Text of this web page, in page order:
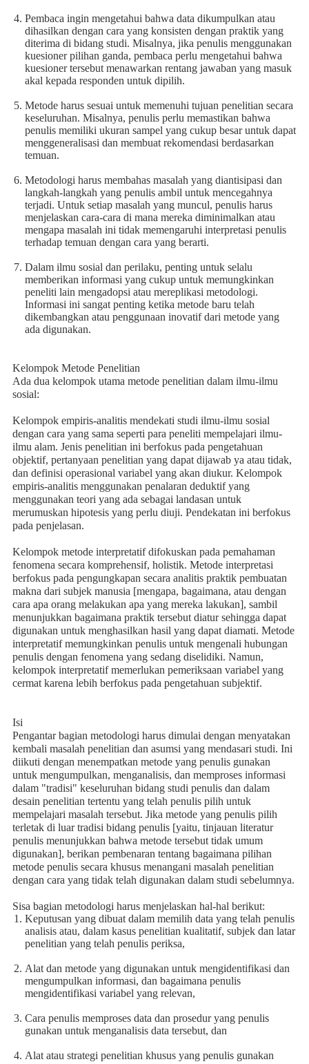
Pembaca ingin mengetahui bahwa data dikumpulkan atau
dihasilkan dengan cara yang konsisten dengan praktik yang
diterima di bidang studi. Misalnya, jika penulis menggunakan
kuesioner pilihan ganda, pembaca perlu mengetahui bahwa
kuesioner tersebut menawarkan rentang jawaban yang masuk
akal kepada responden untuk dipilih.
Metode harus sesuai untuk memenuhi tujuan penelitian secara
keseluruhan. Misalnya, penulis perlu memastikan bahwa
penulis memiliki ukuran sampel yang cukup besar untuk dapat
menggeneralisasi dan membuat rekomendasi berdasarkan
temuan.
Metodologi harus membahas masalah yang diantisipasi dan
langkah-langkah yang penulis ambil untuk mencegahnya
terjadi. Untuk setiap masalah yang muncul, penulis harus
menjelaskan cara-cara di mana mereka diminimalkan atau
mengapa masalah ini tidak memengaruhi interpretasi penulis
terhadap temuan dengan cara yang berarti.
Dalam ilmu sosial dan perilaku, penting untuk selalu
memberikan informasi yang cukup untuk memungkinkan
peneliti lain mengadopsi atau mereplikasi metodologi.
Informasi ini sangat penting ketika metode baru telah
dikembangkan atau penggunaan inovatif dari metode yang
ada digunakan.
Kelompok Metode Penelitian
Ada dua kelompok utama metode penelitian dalam ilmu-ilmu
sosial:
Kelompok empiris-analitis mendekati studi ilmu-ilmu sosial
dengan cara yang sama seperti para peneliti mempelajari ilmu-
ilmu alam. Jenis penelitian ini berfokus pada pengetahuan
objektif, pertanyaan penelitian yang dapat dijawab ya atau tidak,
dan definisi operasional variabel yang akan diukur. Kelompok
empiris-analitis menggunakan penalaran deduktif yang
menggunakan teori yang ada sebagai landasan untuk
merumuskan hipotesis yang perlu diuji. Pendekatan ini berfokus
pada penjelasan.
Kelompok metode interpretatif difokuskan pada pemahaman
fenomena secara komprehensif, holistik. Metode interpretasi
berfokus pada pengungkapan secara analitis praktik pembuatan
makna dari subjek manusia [mengapa, bagaimana, atau dengan
cara apa orang melakukan apa yang mereka lakukan], sambil
menunjukkan bagaimana praktik tersebut diatur sehingga dapat
digunakan untuk menghasilkan hasil yang dapat diamati. Metode
interpretatif memungkinkan penulis untuk mengenali hubungan
penulis dengan fenomena yang sedang diselidiki. Namun,
kelompok interpretatif memerlukan pemeriksaan variabel yang
cermat karena lebih berfokus pada pengetahuan subjektif.
Isi
Pengantar bagian metodologi harus dimulai dengan menyatakan
kembali masalah penelitian dan asumsi yang mendasari studi. Ini
diikuti dengan menempatkan metode yang penulis gunakan
untuk mengumpulkan, menganalisis, dan memproses informasi
dalam "tradisi" keseluruhan bidang studi penulis dan dalam
desain penelitian tertentu yang telah penulis pilih untuk
mempelajari masalah tersebut. Jika metode yang penulis pilih
terletak di luar tradisi bidang penulis [yaitu, tinjauan literatur
penulis menunjukkan bahwa metode tersebut tidak umum
digunakan], berikan pembenaran tentang bagaimana pilihan
metode penulis secara khusus menangani masalah penelitian
dengan cara yang tidak telah digunakan dalam studi sebelumnya.
Sisa bagian metodologi harus menjelaskan hal-hal berikut:
Keputusan yang dibuat dalam memilih data yang telah penulis
analisis atau, dalam kasus penelitian kualitatif, subjek dan latar
penelitian yang telah penulis periksa,
Alat dan metode yang digunakan untuk mengidentifikasi dan
mengumpulkan informasi, dan bagaimana penulis
mengidentifikasi variabel yang relevan,
Cara penulis memproses data dan prosedur yang penulis
gunakan untuk menganalisis data tersebut, dan
Alat atau strategi penelitian khusus yang penulis gunakan